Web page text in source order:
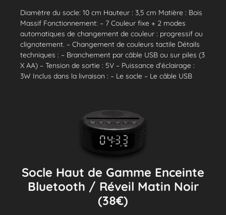
Diamètre du socle: 10 cm Hauteur : 3,5 cm Matière : Bois
Massif Fonctionnement: – 7 Couleur fixe + 2 modes
automatiques de changement de couleur : progressif ou
clignotement. – Changement de couleurs tactile Détails
techniques : – Branchement par câble USB ou sur piles (3
X AA) – Tension de sortie : 5V – Puissance d’éclairage :
3W Inclus dans la livraison : – Le socle – Le câble USB
Socle Haut de Gamme Enceinte
Bluetooth / Réveil Matin Noir
(38€)